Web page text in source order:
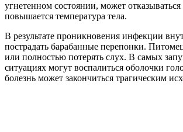
угнетенном состоянии, может
повышается температура тела.
В результате проникновения инфекции
пострадать барабанные перепонки.
или полностью потерять слух. В самых
ситуациях могут воспалиться оболочки
болезнь может закончиться трагическим